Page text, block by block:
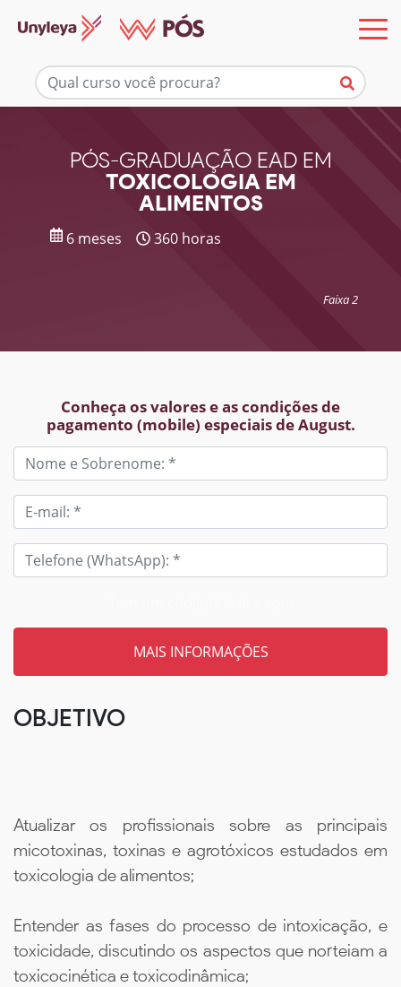
PÓS-GRADUAÇÃO EAD EM
TOXICOLOGIA EM
ALIMENTOS
6 meses 360 horas
Faixa 2
Conheça os valores e as condições de
pagamento (mobile) especiais de August.
Mais informações
OBJETIVO
Atualizar os profissionais sobre as principais
micotoxinas, toxinas e agrotóxicos estudados em
toxicologia de alimentos;
Entender as fases do processo de intoxicação, e
toxicidade, discutindo os aspectos que norteiam a
toxicocinética e toxicodinâmica;